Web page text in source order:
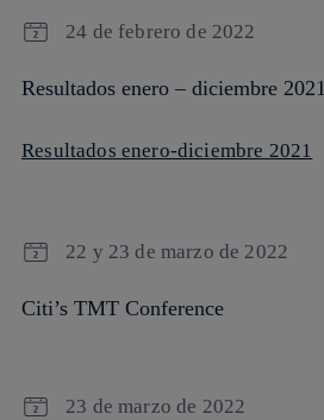
24 de febrero de 2022
Resultados enero – diciembre 2021
Resultados enero-diciembre 2021
22 y 23 de marzo de 2022
Citi’s TMT Conference
23 de marzo de 2022